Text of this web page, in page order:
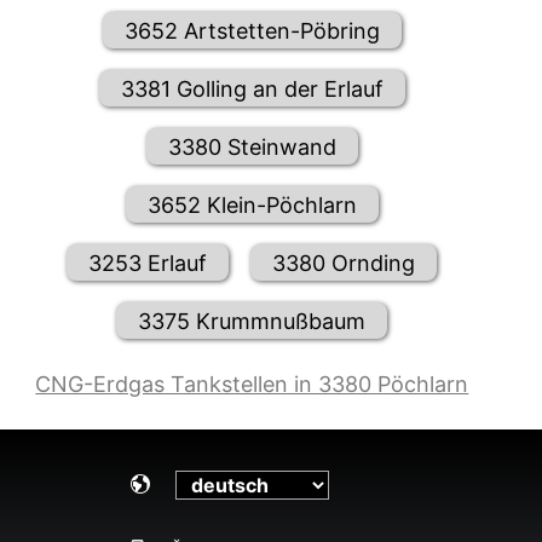
3652 Artstetten-Pöbring
3381 Golling an der Erlauf
3380 Steinwand
3652 Klein-Pöchlarn
3253 Erlauf 3380 Ornding
3375 Krummnußbaum
CNG-Erdgas Tankstellen in 3380 Pöchlarn